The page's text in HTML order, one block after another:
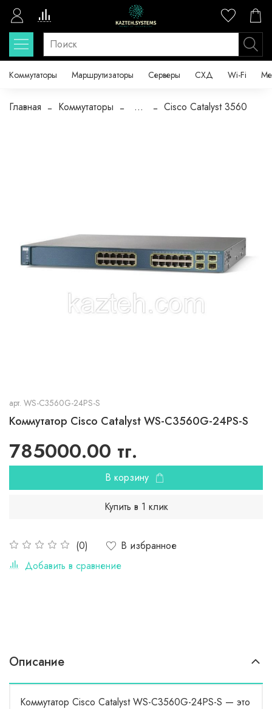
Коммутаторы Маршрутизаторы Серверы СХД Wi-Fi
Главная Коммутаторы ... Cisco Catalyst 3560
арт. WS-C3560G-24PS-S
Коммутатор Cisco Catalyst WS-C3560G-24PS-S
(0)
В избранное
Добавить в сравнение
785000.00 тг.
В корзину
Купить в 1 клик
Описание
Коммутатор Cisco Catalyst WS-C3560G-24PS-S — это